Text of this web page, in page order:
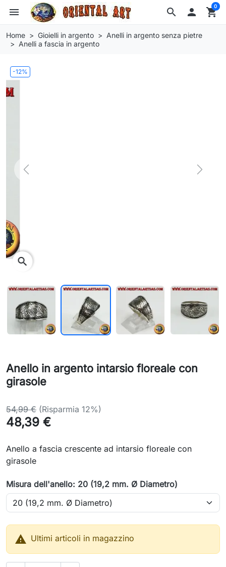
search
menu  shopping_cart
0
Home Gioielli in argento
Anelli in argento senza pietre
Anelli a fascia in argento
-12%
Previous Next
Anello in argento intarsio floreale con
girasole
54,99 € (Risparmia 12%)
48,39 €
Anello a fascia crescente ad intarsio floreale con
girasole
Misura dell'anello: 20 (19,2 mm. Ø Diametro)
 Ultimi articoli in magazzino